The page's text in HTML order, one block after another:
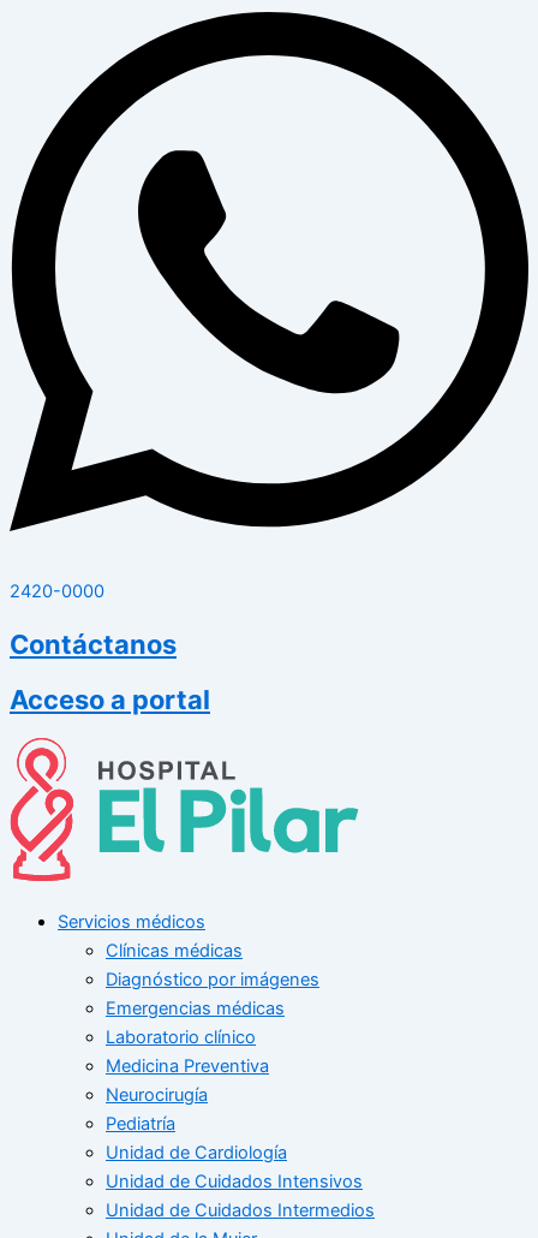
2420-0000
Contáctanos
Acceso a portal
Servicios médicos
Clínicas médicas
Diagnóstico por imágenes
Emergencias médicas
Laboratorio clínico
Medicina Preventiva
Neurocirugía
Pediatría
Unidad de Cardiología
Unidad de Cuidados Intensivos
Unidad de Cuidados Intermedios